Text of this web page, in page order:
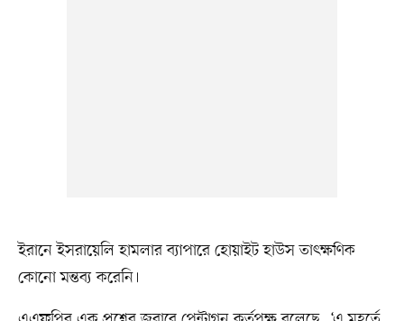
ইরানে ইসরায়েলি হামলার ব্যাপারে হোয়াইট হাউস তাৎক্ষণিক
কোনো মন্তব্য করেনি।